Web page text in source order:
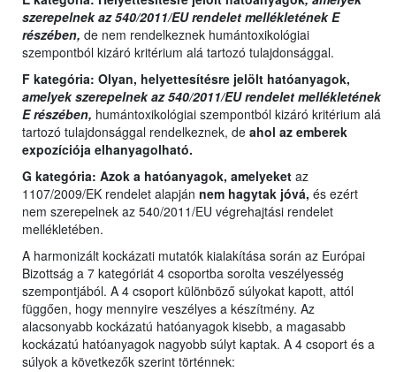
szerepelnek az 540/2011/EU rendelet mellékletének E
részében, de nem rendelkeznek humántoxikológiai
szempontból kizáró kritérium alá tartozó tulajdonsággal.
F kategória: Olyan, helyettesítésre jelölt hatóanyagok,
amelyek szerepelnek az 540/2011/EU rendelet mellékletének
E részében, humántoxikológiai szempontból kizáró kritérium alá
tartozó tulajdonsággal rendelkeznek, de ahol az emberek
expozíciója elhanyagolható.
G kategória: Azok a hatóanyagok, amelyeket az
1107/2009/EK rendelet alapján nem hagytak jóvá, és ezért
nem szerepelnek az 540/2011/EU végrehajtási rendelet
mellékletében.
A harmonizált kockázati mutatók kialakítása során az Európai
Bizottság a 7 kategóriát 4 csoportba sorolta veszélyesség
szempontjából. A 4 csoport különböző súlyokat kapott, attól
függően, hogy mennyire veszélyes a készítmény. Az
alacsonyabb kockázatú hatóanyagok kisebb, a magasabb
kockázatú hatóanyagok nagyobb súlyt kaptak. A 4 csoport és a
súlyok a következők szerint történnek: